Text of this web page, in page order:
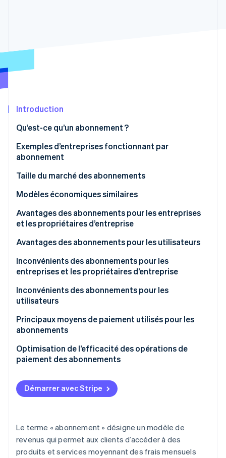
Climate
Vérification de l'identité
Découvrez comment Stripe construit l’infrastructure
Introduction
Qu’est-ce qu’un abonnement ?
Exemples d’entreprises fonctionnant par
abonnement
Distribution de contenus vidéo
Distribution de musique en ligne
Livres électroniques
Cours
Alimentation et boissons
Voitures
Meubles et appareils électroménagers
Taille du marché des abonnements
Projections pour le marché de l’abonnement vidéo
Modèles économiques similaires
Locations
Crédit-bail
Paiements récurrents
Avantages des abonnements pour les entreprises
et les propriétaires d’entreprise
Stabilité des revenus
Possibilité de stocker les données des utilisateurs
Demande et tendances du marché
Avantages des abonnements pour les utilisateurs
Forte performance en matière de coûts
Simplification de la budgétisation grâce aux coûts
fixes
Inconvénients des abonnements pour les
entreprises et les propriétaires d’entreprise
La stabilisation des bénéfices demande du temps
Coûts de démarrage
Inconvénients des abonnements pour les
utilisateurs
Les utilisateurs sont facturés même s’ils n’utilisent
pas le service
Des services inutiles peuvent être inclus
Les prix peuvent être modifiés sans préavis
Principaux moyens de paiement utilisés pour les
abonnements
Cartes de crédit
Règlement à l’opérateur
Paiement par identifiant d’utilisateur
Optimisation de l’efficacité des opérations de
paiement des abonnements
Démarrer avec Stripe
Le terme « abonnement » désigne un modèle de
revenus qui permet aux clients d’accéder à des
produits et services moyennant des frais mensuels